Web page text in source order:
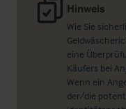
Hinweis
Wie Sie
eine
Käufers bei
Wenn ein
der/die